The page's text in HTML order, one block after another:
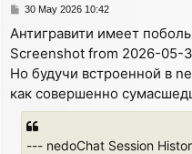
P
s
t
30 May 2026 10:42
Антигравити имеет
Screenshot from 2026-05-
Но будучи встроенной в
как совершенно
--- nedoChat Session